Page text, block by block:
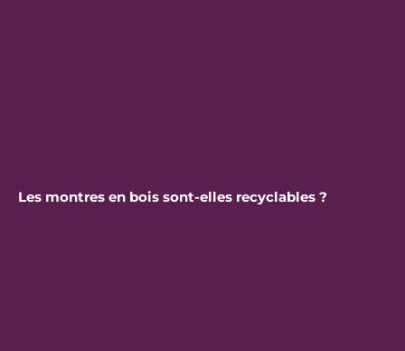
Les montres en bois sont-elles recyclables ?